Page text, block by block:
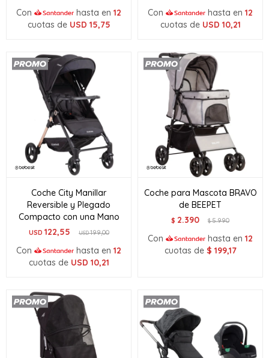
Con hasta en 12
cuotas de USD 15,75
Con hasta en 12
cuotas de USD 10,21
Coche City Manillar
Reversible y Plegado
Compacto con una Mano
USD 122,55 USD199,00
Con hasta en 12
cuotas de USD 10,21
Coche para Mascota BRAVO
de BEEPET
$ 2.390 $5.990
Con hasta en 12
cuotas de $ 199,17